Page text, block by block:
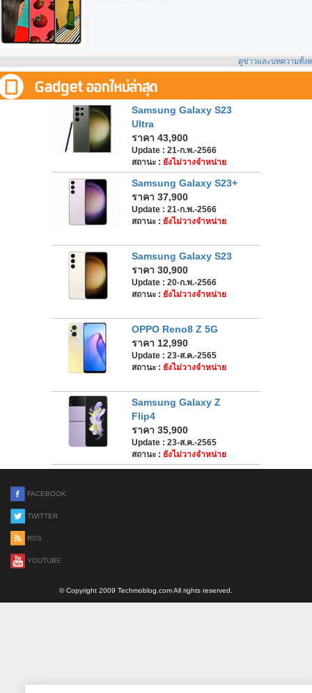
ดูข่าวและบทความทั้ง
Samsung Galaxy S23
Ultra
ราคา 43,900
Update : 21-ก.พ.-2566
สถานะ : ยังไม่วางจำหน่าย
Samsung Galaxy S23+
ราคา 37,900
Update : 21-ก.พ.-2566
สถานะ : ยังไม่วางจำหน่าย
Samsung Galaxy S23
ราคา 30,900
Update : 20-ก.พ.-2566
สถานะ : ยังไม่วางจำหน่าย
OPPO Reno8 Z 5G
ราคา 12,990
Update : 23-ส.ค.-2565
สถานะ : ยังไม่วางจำหน่าย
Samsung Galaxy Z
Flip4
ราคา 35,900
Update : 23-ส.ค.-2565
สถานะ : ยังไม่วางจำหน่าย
FACEBOOK
TWITTER
RSS
YOUTUBE
© Copyright 2009 Techmoblog.com All rights reserved.